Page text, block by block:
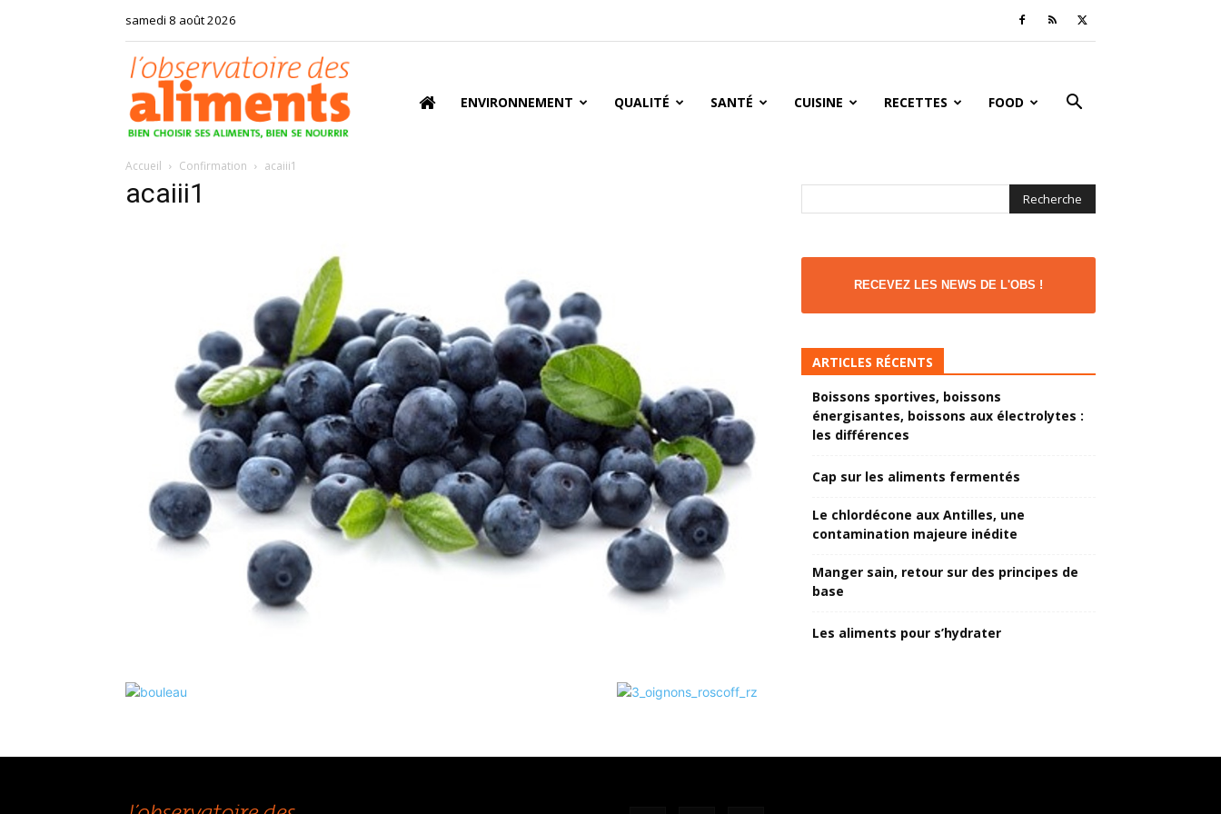
samedi 8 août 2026
ENVIRONNEMENT QUALITÉ SANTÉ CUISINE RECETTES FOOD
Accueil Confirmation acaiii1
acaiii1
RECEVEZ LES NEWS DE L'OBS !
ARTICLES RÉCENTS
Boissons sportives, boissons
énergisantes, boissons aux électrolytes :
les différences
Cap sur les aliments fermentés
Le chlordécone aux Antilles, une
contamination majeure inédite
Manger sain, retour sur des principes de
base
Les aliments pour s’hydrater